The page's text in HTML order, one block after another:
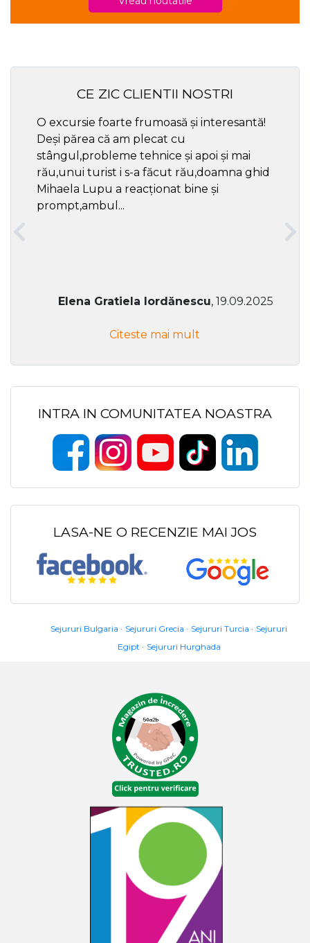
CE ZIC CLIENTII NOSTRI
O excursie foarte frumoasă și interesantă!
Deși părea că am plecat cu
stângul,probleme tehnice și apoi și mai
rău,unui turist i s-a făcut rău,doamna ghid
Mihaela Lupu a reacționat bine și
prompt,ambul...
Elena Gratiela Iordănescu, 19.09.2025
Citeste mai mult
INTRA IN COMUNITATEA NOASTRA
LASA-NE O RECENZIE MAI JOS
Sejururi Bulgaria Sejururi Grecia Sejururi Turcia
Sejururi
Egipt
Sejururi Hurghada